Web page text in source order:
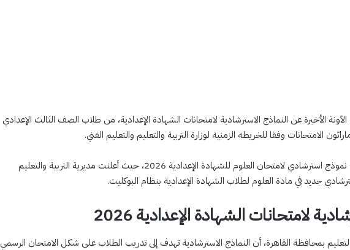
الأخيرة عن النماذج الاسترشادية لامتحانات الشهادة الإعدادية، من طلاب الصف الثالث الإعدادي
ونستعرض في هذا التقرير، نموذج استرشادي لامتحان العلوم للشهادة الإعدادية 2026، حيث أعلنت مديرية التربية والتعليم
جديد في مادة العلوم لطلاب الشهادة الإعدادية بنظام البوكليت.
لامتحانات الشهادة الإعدادية 2026
بمحافظة القاهرة، أن النماذج الاسترشادية تهدف إلى تدريب الطلاب على شكل الامتحان الرسمي